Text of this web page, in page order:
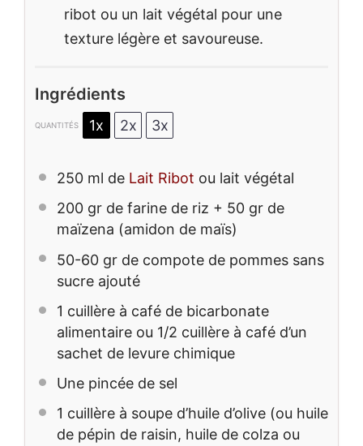
ribot ou un lait végétal pour une
texture légère et savoureuse.
Ingrédients
QUANTITÉS 1x 2x 3x
250 ml de Lait Ribot ou lait végétal
200 gr de farine de riz + 50 gr de
maïzena (amidon de maïs)
50-60 gr de compote de pommes sans
sucre ajouté
1 cuillère à café de bicarbonate
alimentaire ou 1/2 cuillère à café d’un
sachet de levure chimique
Une pincée de sel
1 cuillère à soupe d’huile d’olive (ou huile
de pépin de raisin, huile de colza ou